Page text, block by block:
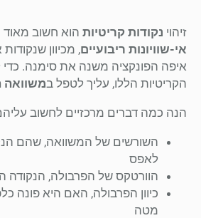
זיהוי נקודות קריטיות הוא חשוב
אי-שוויונות ריבועיים, מכיוון
איפה הפונקציה משנה את סימנה.
הקריטיות הללו, עליך לטפל במשוואה
הנה כמה דברים מרכזיים לחשוב
השורשים של המשוואה, שהם
לאפס
הוורטקס של הפרבולה, הנקודה
כיוון הפרבולה, האם היא פונה
מטה